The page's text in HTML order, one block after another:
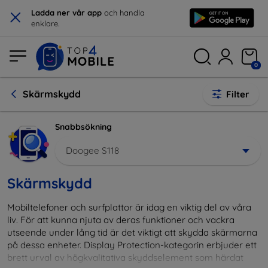
× Ladda ner vår app och handla
enklare.
0
Skärmskydd Filter
Snabbsökning
Doogee S118
Skärmskydd
Mobiltelefoner och surfplattor är idag en viktig del av våra
liv. För att kunna njuta av deras funktioner och vackra
utseende under lång tid är det viktigt att skydda skärmarna
på dessa enheter. Display Protection-kategorin erbjuder ett
brett urval av högkvalitativa skyddselement som härdat